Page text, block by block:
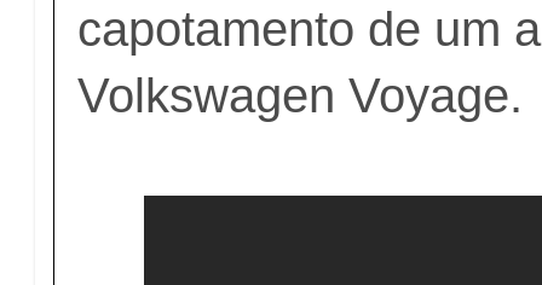
capotamento de um
Volkswagen Voyage.